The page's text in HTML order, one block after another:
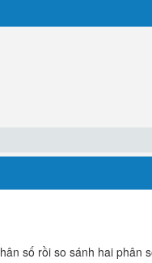
số rồi so sánh hai phân